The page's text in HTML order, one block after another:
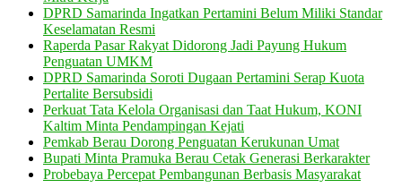
DPRD Samarinda Ingatkan Pertamini Belum Miliki Standar
Keselamatan Resmi
Raperda Pasar Rakyat Didorong Jadi Payung Hukum
Penguatan UMKM
DPRD Samarinda Soroti Dugaan Pertamini Serap Kuota
Pertalite Bersubsidi
Perkuat Tata Kelola Organisasi dan Taat Hukum, KONI
Kaltim Minta Pendampingan Kejati
Pemkab Berau Dorong Penguatan Kerukunan Umat
Bupati Minta Pramuka Berau Cetak Generasi Berkarakter
Probebaya Percepat Pembangunan Berbasis Masyarakat